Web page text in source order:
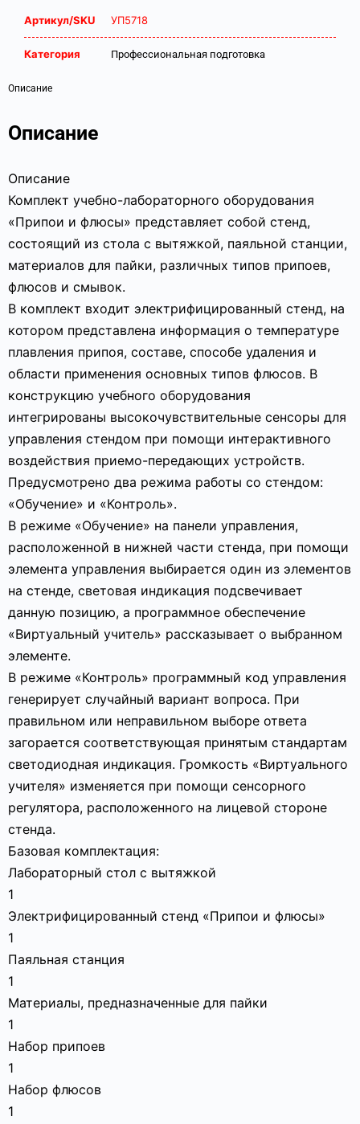
Артикул/SKU УП5718
Категория Профессиональная подготовка
Описание
Описание
Описание
Комплект учебно-лабораторного оборудования
«Припои и флюсы» представляет собой стенд,
состоящий из стола с вытяжкой, паяльной станции,
материалов для пайки, различных типов припоев,
флюсов и смывок.
В комплект входит электрифицированный стенд, на
котором представлена информация о температуре
плавления припоя, составе, способе удаления и
области применения основных типов флюсов. В
конструкцию учебного оборудования
интегрированы высокочувствительные сенсоры для
управления стендом при помощи интерактивного
воздействия приемо-передающих устройств.
Предусмотрено два режима работы со стендом:
«Обучение» и «Контроль».
В режиме «Обучение» на панели управления,
расположенной в нижней части стенда, при помощи
элемента управления выбирается один из элементов
на стенде, световая индикация подсвечивает
данную позицию, а программное обеспечение
«Виртуальный учитель» рассказывает о выбранном
элементе.
В режиме «Контроль» программный код управления
генерирует случайный вариант вопроса. При
правильном или неправильном выборе ответа
загорается соответствующая принятым стандартам
светодиодная индикация. Громкость «Виртуального
учителя» изменяется при помощи сенсорного
регулятора, расположенного на лицевой стороне
стенда.
Базовая комплектация:
Лабораторный стол с вытяжкой
1
Электрифицированный стенд «Припои и флюсы»
1
Паяльная станция
1
Материалы, предназначенные для пайки
1
Набор припоев
1
Набор флюсов
1